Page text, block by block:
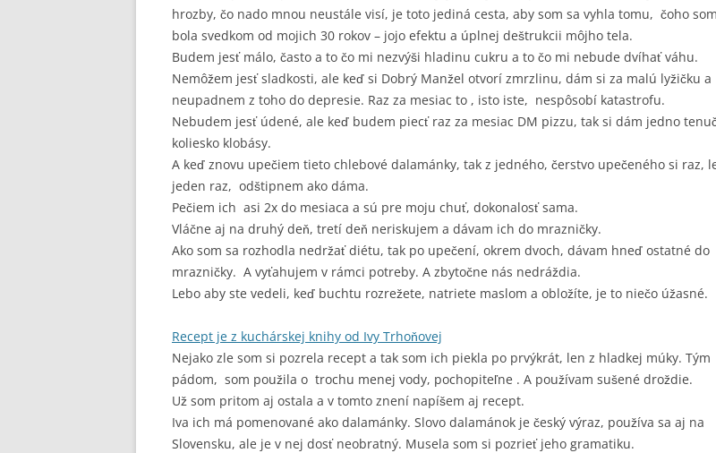
hrozby, čo nado mnou neustále visí, je toto jediná cesta, aby som sa vyhla tomu, čoho som
bola svedkom od mojich 30 rokov – jojo efektu a úplnej deštrukcii môjho tela.
Budem jesť málo, často a to čo mi nezvýši hladinu cukru a to čo mi nebude dvíhať váhu.
Nemôžem jesť sladkosti, ale keď si Dobrý Manžel otvorí zmrzlinu, dám si za malú lyžičku a
neupadnem z toho do depresie. Raz za mesiac to , isto iste, nespôsobí katastrofu.
Nebudem jesť údené, ale keď budem piecť raz za mesiac DM pizzu, tak si dám jedno
koliesko klobásy.
A keď znovu upečiem tieto chlebové dalamánky, tak z jedného, čerstvo upečeného si raz,
jeden raz, odštipnem ako dáma.
Pečiem ich asi 2x do mesiaca a sú pre moju chuť, dokonalosť sama.
Vláčne aj na druhý deň, tretí deň neriskujem a dávam ich do mrazničky.
Ako som sa rozhodla nedržať diétu, tak po upečení, okrem dvoch, dávam hneď ostatné do
mrazničky. A vyťahujem v rámci potreby. A zbytočne nás nedráždia.
Lebo aby ste vedeli, keď buchtu rozrežete, natriete maslom a obložíte, je to niečo úžasné.
Recept je z kuchárskej knihy od Ivy Trhoňovej
Nejako zle som si pozrela recept a tak som ich piekla po prvýkrát, len z hladkej múky. Tým
pádom, som použila o trochu menej vody, pochopiteľne . A používam sušené droždie.
Už som pritom aj ostala a v tomto znení napíšem aj recept.
Iva ich má pomenované ako dalamánky. Slovo dalamánok je český výraz, používa sa aj na
Slovensku, ale je v nej dosť neobratný. Musela som si pozrieť jeho gramatiku.